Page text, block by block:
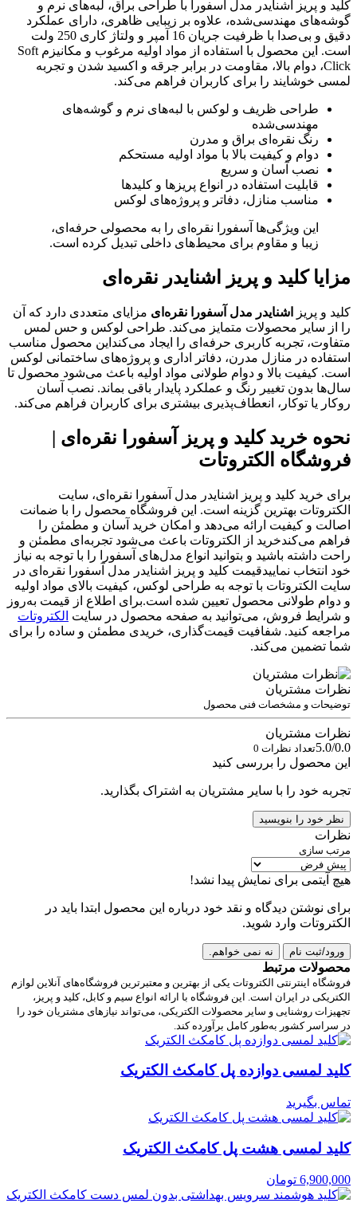
کلید و پریز اشنایدر مدل آسفورا با طراحی براق، لبه‌های نرم و
گوشه‌های مهندسی‌شده، علاوه بر زیبایی ظاهری، دارای عملکرد
دقیق و بی‌صدا با ظرفیت جریان 16 آمپر و ولتاژ کاری 250 ولت
است. این محصول با استفاده از مواد اولیه مرغوب و مکانیزم Soft
Click، دوام بالا، مقاومت در برابر جرقه و اکسید شدن و تجربه
لمسی خوشایند را برای کاربران فراهم می‌کند.
طراحی ظریف و لوکس با لبه‌های نرم و گوشه‌های
مهندسی‌شده
رنگ نقره‌ای براق و مدرن
دوام و کیفیت بالا با مواد اولیه مستحکم
نصب آسان و سریع
قابلیت استفاده در انواع پریزها و کلیدها
مناسب منازل، دفاتر و پروژه‌های لوکس
این ویژگی‌ها آسفورا نقره‌ای را به محصولی حرفه‌ای،
زیبا و مقاوم برای محیط‌های داخلی تبدیل کرده است.
مزایا کلید و پریز اشنایدر نقره‌ای
کلید و پریز اشنایدر مدل آسفورا نقره‌ای مزایای متعددی دارد که آن
را از سایر محصولات متمایز می‌کند. طراحی لوکس و حس لمس
متفاوت، تجربه کاربری حرفه‌ای را ایجاد می‌کنداین محصول مناسب
استفاده در منازل مدرن، دفاتر اداری و پروژه‌های ساختمانی لوکس
است. کیفیت بالا و دوام طولانی مواد اولیه باعث می‌شود محصول تا
سال‌ها بدون تغییر رنگ و عملکرد پایدار باقی بماند. نصب آسان
روکار یا توکار، انعطاف‌پذیری بیشتری برای کاربران فراهم می‌کند.
نحوه خرید کلید و پریز آسفورا نقره‌ای |
فروشگاه الکتروتات
برای خرید کلید و پریز اشنایدر مدل آسفورا نقره‌ای، سایت
الکتروتات بهترین گزینه است. این فروشگاه محصول را با ضمانت
اصالت و کیفیت ارائه می‌دهد و امکان خرید آسان و مطمئن را
فراهم می‌کندخرید از الکتروتات باعث می‌شود تجربه‌ای مطمئن و
راحت داشته باشید و بتوانید انواع مدل‌های آسفورا را با توجه به نیاز
خود انتخاب نماییدقیمت کلید و پریز اشنایدر مدل آسفورا نقره‌ای در
سایت الکتروتات با توجه به طراحی لوکس، کیفیت بالای مواد اولیه
و دوام طولانی محصول تعیین شده است.برای اطلاع از قیمت به‌روز
و شرایط فروش، می‌توانید به صفحه محصول در سایت الکتروتات
مراجعه کنید. شفافیت قیمت‌گذاری، خریدی مطمئن و ساده را برای
شما تضمین می‌کند.
نظرات مشتریان
توضیحات و مشخصات فنی محصول
نظرات مشتریان
5.0/0.0تعداد نظرات 0
این محصول را بررسی کنید
تجربه خود را با سایر مشتریان به اشتراک بگذارید.
نظر خود را بنویسید
نظرات
مرتب سازی
هیچ آیتمی برای نمایش پیدا نشد!
برای نوشتن دیدگاه و نقد خود درباره این محصول ابتدا باید در
الکتروتات وارد شوید.
ورود/ثبت نام نه نمی خواهم.
محصولات مرتبط
فروشگاه اینترنتی الکتروتات یکی از بهترین و معتبرترین فروشگاه‌های آنلاین لوازم
الکتریکی در ایران است. این فروشگاه با ارائه انواع سیم و کابل، کلید و پریز،
تجهیزات روشنایی و سایر محصولات الکتریکی، می‌تواند نیازهای مشتریان خود را
در سراسر کشور به‌طور کامل برآورده کند.
کلید لمسی دوازده پل کامکث الکتریک
تماس بگیرید
کلید لمسی هشت پل کامکث الکتریک
6,900,000 تومان